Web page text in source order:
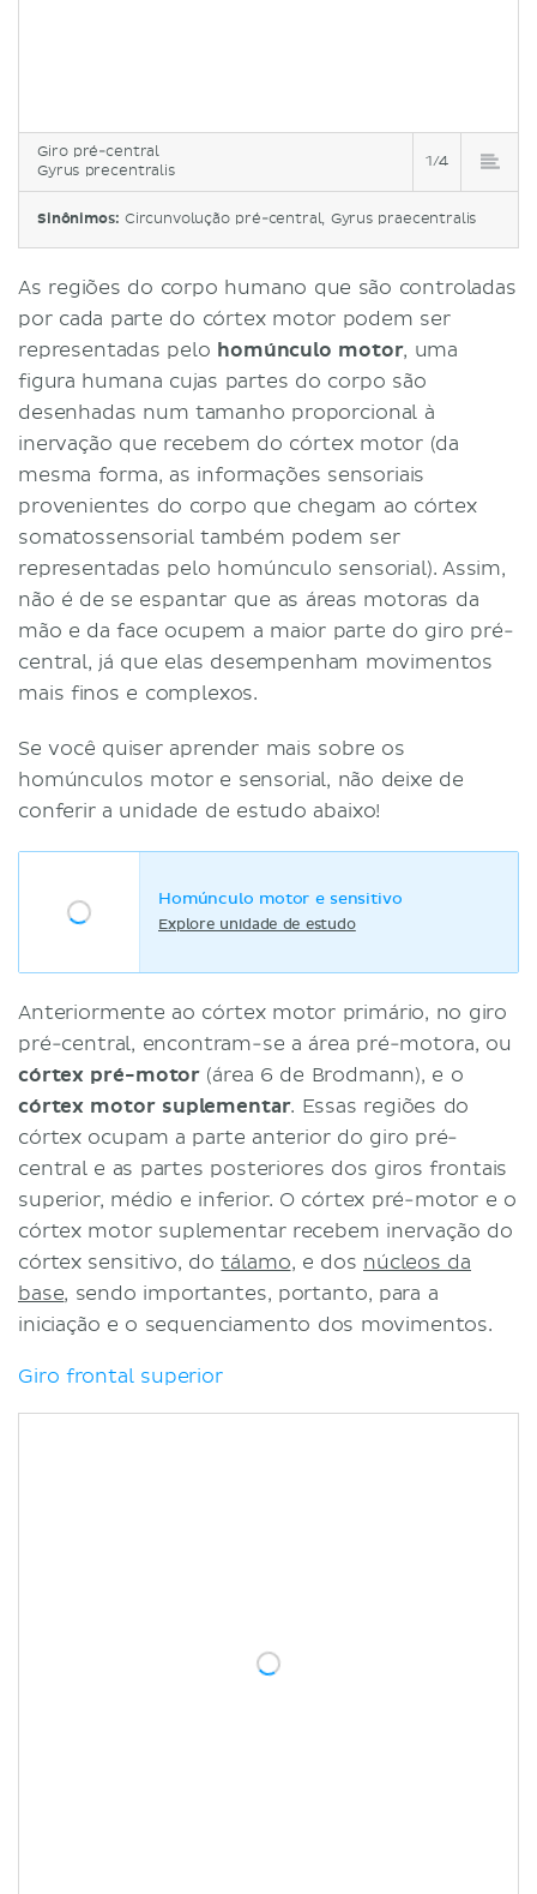
Giro pré-central
Gyrus precentralis
1/4
Sinônimos: Circunvolução pré-central, Gyrus praecentralis
As regiões do corpo humano que são controladas
por cada parte do córtex motor podem ser
representadas pelo homúnculo motor, uma
figura humana cujas partes do corpo são
desenhadas num tamanho proporcional à
inervação que recebem do córtex motor (da
mesma forma, as informações sensoriais
provenientes do corpo que chegam ao córtex
somatossensorial também podem ser
representadas pelo homúnculo sensorial). Assim,
não é de se espantar que as áreas motoras da
mão e da face ocupem a maior parte do giro pré-
central, já que elas desempenham movimentos
mais finos e complexos.
Se você quiser aprender mais sobre os
homúnculos motor e sensorial, não deixe de
conferir a unidade de estudo abaixo!
Homúnculo motor e sensitivo
Explore unidade de estudo
Anteriormente ao córtex motor primário, no giro
pré-central, encontram-se a área pré-motora, ou
córtex pré-motor (área 6 de Brodmann), e o
córtex motor suplementar. Essas regiões do
córtex ocupam a parte anterior do giro pré-
central e as partes posteriores dos giros frontais
superior, médio e inferior. O córtex pré-motor e o
córtex motor suplementar recebem inervação do
córtex sensitivo, dotálamo, e dos núcleos da
base, sendo importantes, portanto, para a
iniciação e o sequenciamento dos movimentos.
Giro frontal superior